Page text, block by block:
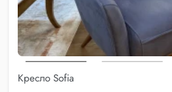
Кресло Sofia